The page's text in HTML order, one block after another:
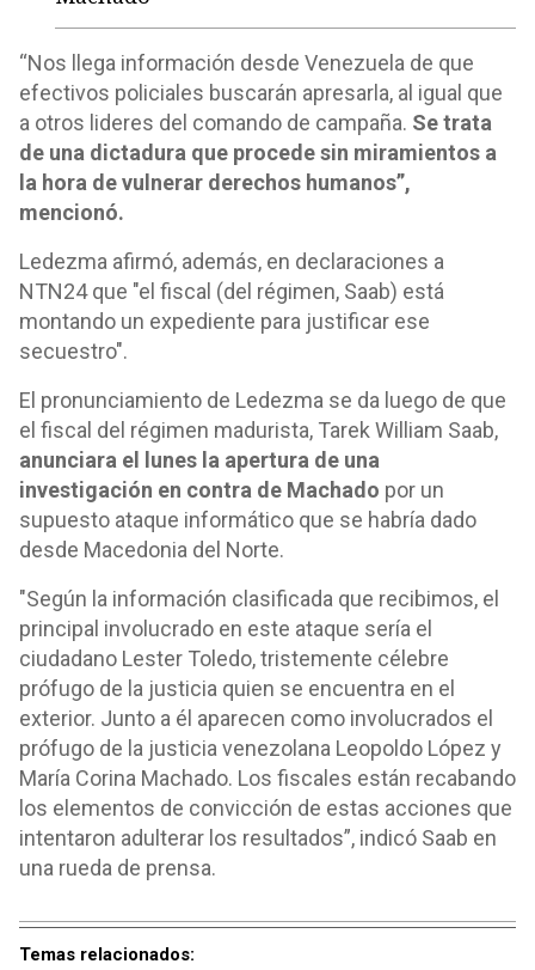
“Nos llega información desde Venezuela de que
efectivos policiales buscarán apresarla, al igual que
a otros lideres del comando de campaña. Se trata
de una dictadura que procede sin miramientos a
la hora de vulnerar derechos humanos”,
mencionó.
Ledezma afirmó, además, en declaraciones a
NTN24 que "el fiscal (del régimen, Saab) está
montando un expediente para justificar ese
secuestro".
El pronunciamiento de Ledezma se da luego de que
el fiscal del régimen madurista, Tarek William Saab,
anunciara el lunes la apertura de una
investigación en contra de Machado por un
supuesto ataque informático que se habría dado
desde Macedonia del Norte.
"Según la información clasificada que recibimos, el
principal involucrado en este ataque sería el
ciudadano Lester Toledo, tristemente célebre
prófugo de la justicia quien se encuentra en el
exterior. Junto a él aparecen como involucrados el
prófugo de la justicia venezolana Leopoldo López y
María Corina Machado. Los fiscales están recabando
los elementos de convicción de estas acciones que
intentaron adulterar los resultados”, indicó Saab en
una rueda de prensa.
Temas relacionados: